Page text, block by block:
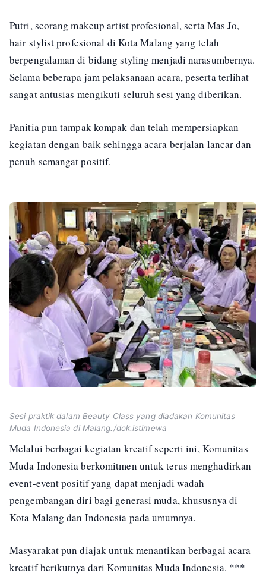
Putri, seorang makeup artist profesional, serta Mas Jo,
hair stylist profesional di Kota Malang yang telah
berpengalaman di bidang styling menjadi narasumbernya.
Selama beberapa jam pelaksanaan acara, peserta terlihat
sangat antusias mengikuti seluruh sesi yang diberikan.
Panitia pun tampak kompak dan telah mempersiapkan
kegiatan dengan baik sehingga acara berjalan lancar dan
penuh semangat positif.
Sesi praktik dalam Beauty Class yang diadakan Komunitas
Muda Indonesia di Malang./dok.istimewa
Melalui berbagai kegiatan kreatif seperti ini, Komunitas
Muda Indonesia berkomitmen untuk terus menghadirkan
event-event positif yang dapat menjadi wadah
pengembangan diri bagi generasi muda, khususnya di
Kota Malang dan Indonesia pada umumnya.
Masyarakat pun diajak untuk menantikan berbagai acara
kreatif berikutnya dari Komunitas Muda Indonesia. ***